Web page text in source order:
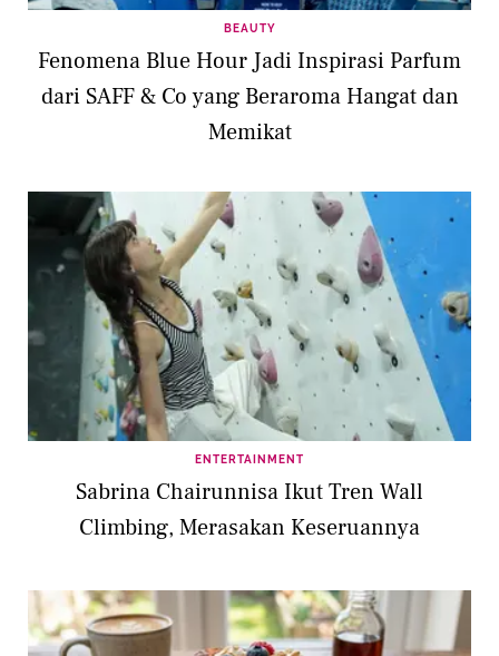
BEAUTY
Fenomena Blue Hour Jadi Inspirasi Parfum
dari SAFF & Co yang Beraroma Hangat dan
Memikat
ENTERTAINMENT
Sabrina Chairunnisa Ikut Tren Wall
Climbing, Merasakan Keseruannya